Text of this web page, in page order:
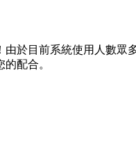
由於目前系統使用人數眾
配合。